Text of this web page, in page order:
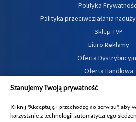
Polityka
Polityka przeciwdziałania
Sklep TVP
Biuro Reklamy
Oferta
Oferta Handlowa
Dostępność
Procedura zgłoszeń
Szanujemy Twoją prywatność
Kliknij "Akceptuję i przechodzę do serwisu", aby
korzystanie z technologii automatycznego